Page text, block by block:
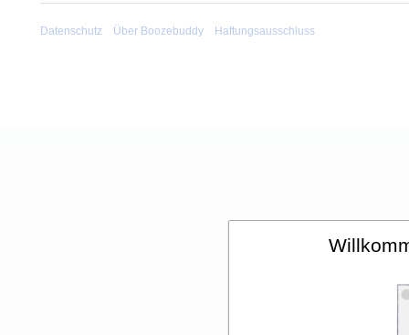
Datenschutz Über Boozebuddy Haftungsausschluss